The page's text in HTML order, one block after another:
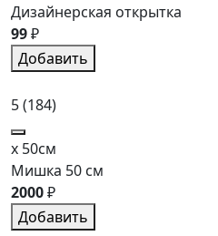
Дизайнерская открытка
99₽
Добавить
5(184)
x 50см
Мишка 50 см
2000₽
Добавить